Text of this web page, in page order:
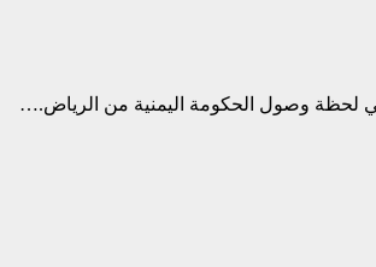
لحظة وصول الحكومة اليمنية من الرياض.…